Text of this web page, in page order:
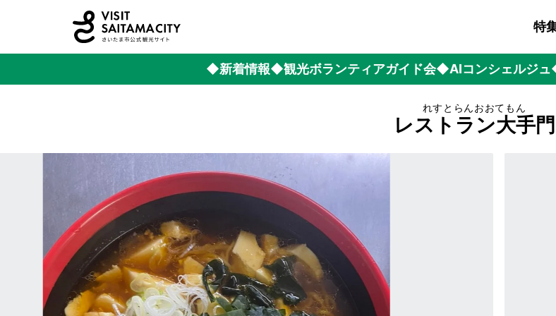
特
◆新着情報◆観光ボランティアガイド会◆AIコンシェルジュ
レストラン大手門
れすとらんおおてもん